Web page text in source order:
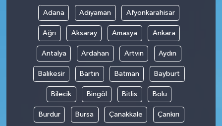
Adana Adıyaman Afyonkarahisar
Ağrı Aksaray Amasya Ankara
Antalya Ardahan Artvin Aydın
Balıkesir Bartın Batman Bayburt
Bilecik Bingöl Bitlis Bolu
Burdur Bursa Çanakkale Çankırı